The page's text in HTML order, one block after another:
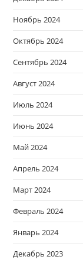
Ноябрь 2024
Октябрь 2024
Сентябрь 2024
Август 2024
Июль 2024
Июнь 2024
Май 2024
Апрель 2024
Март 2024
Февраль 2024
Январь 2024
Декабрь 2023